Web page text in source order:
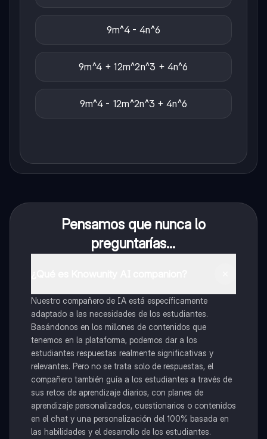
9m^4 - 4n^6
9m^4 + 12m^2n^3 + 4n^6
9m^4 - 12m^2n^3 + 4n^6
Pensamos que nunca lo
preguntarías...
Nuestro compañero de IA está específicamente
adaptado a las necesidades de los estudiantes.
Basándonos en los millones de contenidos que
tenemos en la plataforma, podemos dar a los
estudiantes respuestas realmente significativas y
relevantes. Pero no se trata solo de respuestas, el
compañero también guía a los estudiantes a través de
sus retos de aprendizaje diarios, con planes de
aprendizaje personalizados, cuestionarios o contenidos
en el chat y una personalización del 100% basada en
las habilidades y el desarrollo de los estudiantes.